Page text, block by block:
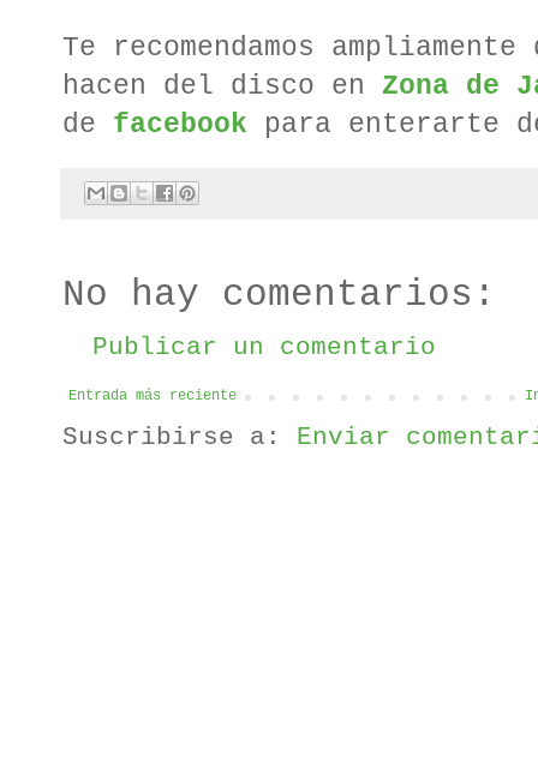
Te recomendamos
hacen del disco en Zona de
de facebook para enterarte
No hay comentarios:
Publicar un comentario
Entrada más reciente
Suscribirse a: Enviar